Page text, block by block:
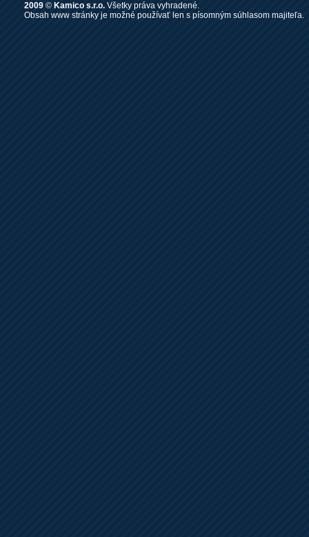
2009 © Kamico s.r.o. Všetky práva vyhradené.
Obsah www stránky je možné používať len s písomným súhlasom majiteľa.